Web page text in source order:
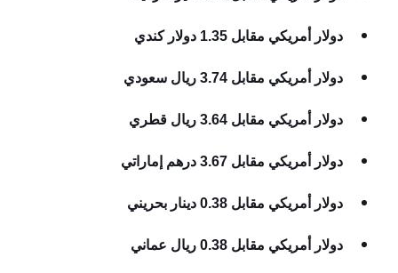
دولار أمريكي مقابل 1.35 دولار كندي
دولار أمريكي مقابل 3.74 ريال سعودي
دولار أمريكي مقابل 3.64 ريال قطري
دولار أمريكي مقابل 3.67 درهم إماراتي
دولار أمريكي مقابل 0.38 دينار بحريني
دولار أمريكي مقابل 0.38 ريال عماني